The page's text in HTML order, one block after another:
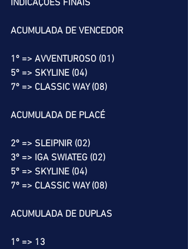
INDICAÇÕES FINAIS
ACUMULADA DE VENCEDOR
1º => AVVENTUROSO (01)
5º => SKYLINE (04)
7º => CLASSIC WAY (08)
ACUMULADA DE PLACÉ
2º => SLEIPNIR (02)
3º => IGA SWIATEG (02)
5º => SKYLINE (04)
7º => CLASSIC WAY (08)
ACUMULADA DE DUPLAS
1º => 13